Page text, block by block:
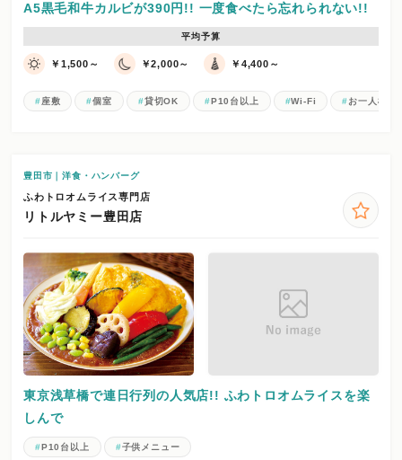
A5黒毛和牛カルビが390円!! 一度食べたら忘れられない!!
平均予算
￥1,500～ ￥2,000～ ￥4,400～
座敷 個室 貸切OK P10台以上 Wi-Fi お一人様歓
豊田市｜洋食・ハンバーグ
ふわトロオムライス専門店
リトルヤミー豊田店
東京浅草橋で連日行列の人気店!! ふわトロオムライスを楽
しんで
P10台以上 子供メニュー